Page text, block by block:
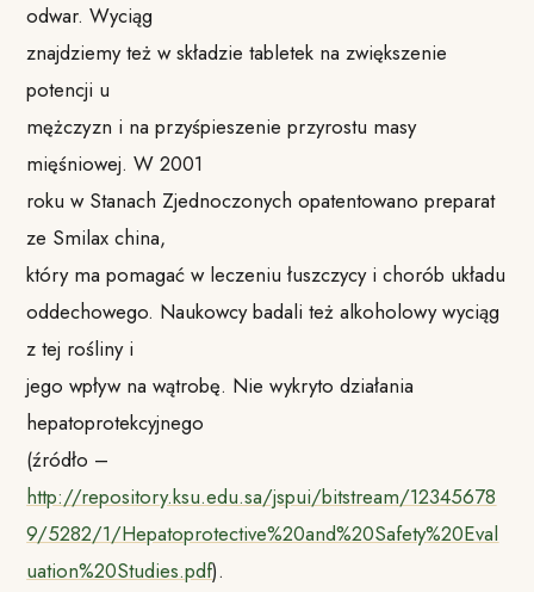
odwar. Wyciąg
znajdziemy też w składzie tabletek na zwiększenie
potencji u
mężczyzn i na przyśpieszenie przyrostu masy
mięśniowej. W 2001
roku w Stanach Zjednoczonych opatentowano preparat
ze Smilax china,
który ma pomagać w leczeniu łuszczycy i chorób układu
oddechowego. Naukowcy badali też alkoholowy wyciąg
z tej rośliny i
jego wpływ na wątrobę. Nie wykryto działania
hepatoprotekcyjnego
(źródło –
http://repository.ksu.edu.sa/jspui/bitstream/12345678
9/5282/1/Hepatoprotective%20and%20Safety%20Eval
uation%20Studies.pdf).